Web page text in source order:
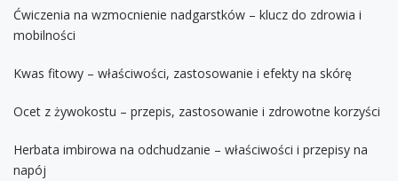
Ćwiczenia na wzmocnienie nadgarstków – klucz do zdrowia i
mobilności
Kwas fitowy – właściwości, zastosowanie i efekty na skórę
Ocet z żywokostu – przepis, zastosowanie i zdrowotne korzyści
Herbata imbirowa na odchudzanie – właściwości i przepisy na
napój